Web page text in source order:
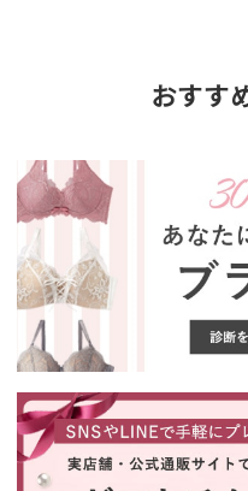
おすす